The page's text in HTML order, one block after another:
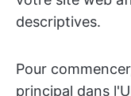
descriptives.
Pour
principal dans